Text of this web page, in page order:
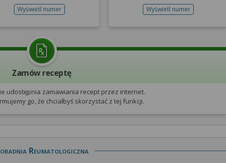
Wyświetl numertelefonu do rejestracji Wyświetl numertelefonu do rejestracji
Zamów receptę
udostępnia zamawiania recept przez internet.
go, że chciałbyś skorzystać z tej funkcji.
Reumatologiczna